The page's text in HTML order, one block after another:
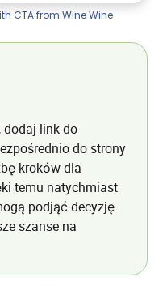
CTA from Wine Wine
dodaj link do
do strony
kroków dla
temu natychmiast
podjąć decyzję.
szanse na